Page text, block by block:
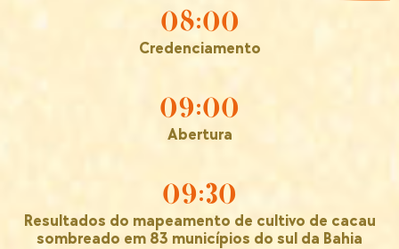
08:00
Credenciamento
09:00
Abertura
09:30
Resultados do mapeamento de cultivo de cacau
sombreado em 83 municípios do sul da Bahia